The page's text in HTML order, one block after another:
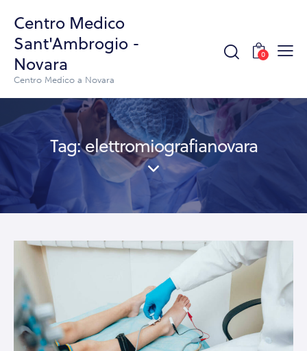
Centro Medico
Sant'Ambrogio -
Novara
Centro Medico a Novara
0
Tag: elettromiografianovara